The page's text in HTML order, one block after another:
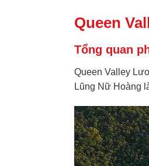
Queen
Tổng quan
Queen Valley
Lũng Nữ Hoàng